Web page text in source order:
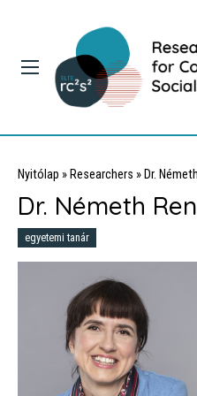
Nyitólap » Researchers » Dr.
Dr. Németh
egyetemi tanár